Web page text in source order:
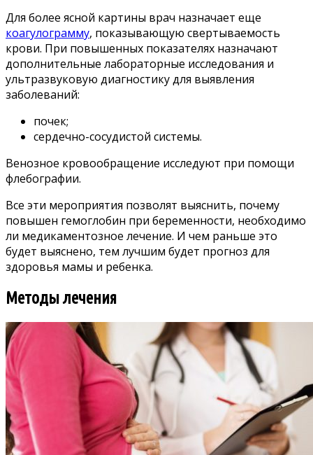
Для более ясной картины врач назначает еще
коагулограмму, показывающую свертываемость
крови. При повышенных показателях назначают
дополнительные лабораторные исследования и
ультразвуковую диагностику для выявления
заболеваний:
почек;
сердечно-сосудистой системы.
Венозное кровообращение исследуют при помощи
флебографии.
Все эти мероприятия позволят выяснить, почему
повышен гемоглобин при беременности, необходимо
ли медикаментозное лечение. И чем раньше это
будет выяснено, тем лучшим будет прогноз для
здоровья мамы и ребенка.
Методы лечения